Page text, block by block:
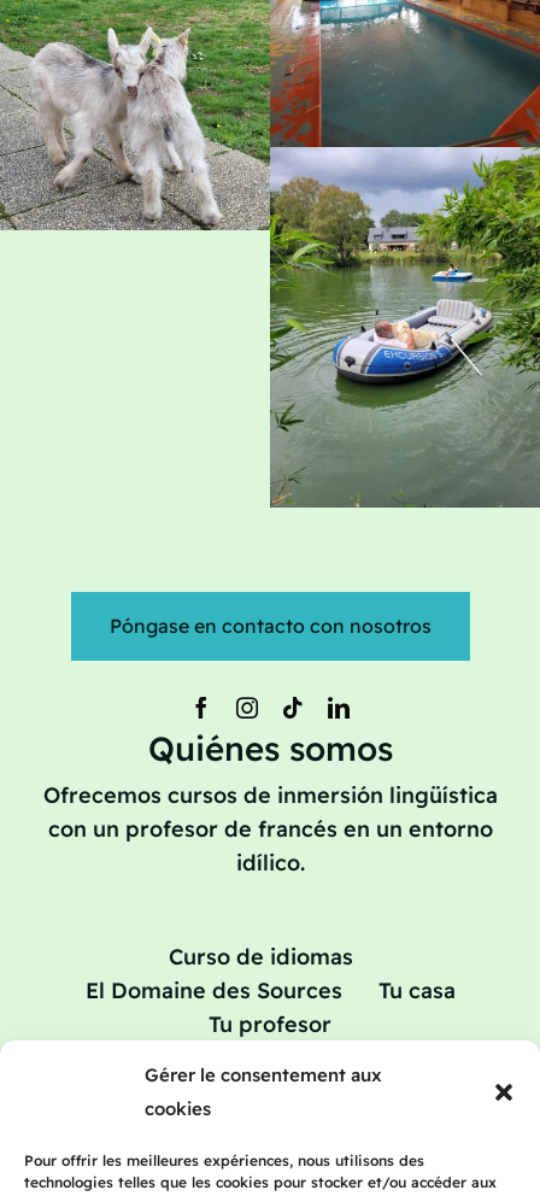
Gérer le consentement aux
cookies
Pour offrir les meilleures expériences, nous utilisons des
technologies telles que les cookies pour stocker et/ou accéder aux
Póngase en contacto con nosotros
Quiénes somos
Ofrecemos cursos de inmersión lingüística
con un profesor de francés en un entorno
idílico.
Curso de idiomas
El Domaine des Sources
Tu casa
Tu profesor
repaso en francés
Tarifas
Póngase en contacto con